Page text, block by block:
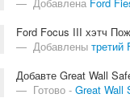
Ford Focus III хэтч
Добавлены третий
Добавте Great Wall
Готово - Great Wall